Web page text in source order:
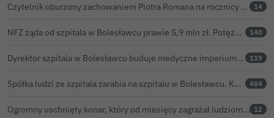
Czytelnik oburzony zachowaniem Piotra Romana na rocznicy prezydentury Karola Nawrockiego. Obejrzeliśmy nagranie 14
NFZ żąda od szpitala w Bolesławcu prawie 5,9 mln zł. Potężny cios po kontroli rozliczeń 140
Dyrektor szpitala w Bolesławcu buduje medyczne imperium. „Gazeta Wyborcza” opisuje jego działalność w całej Polsce 119
Spółka ludzi ze szpitala zarabia na szpitalu w Bolesławcu. Kwoty pozostają tajne 484
Ogromny uschnięty konar, który od miesięcy zagrażał ludziom w Bolesławcu, wycięty 12